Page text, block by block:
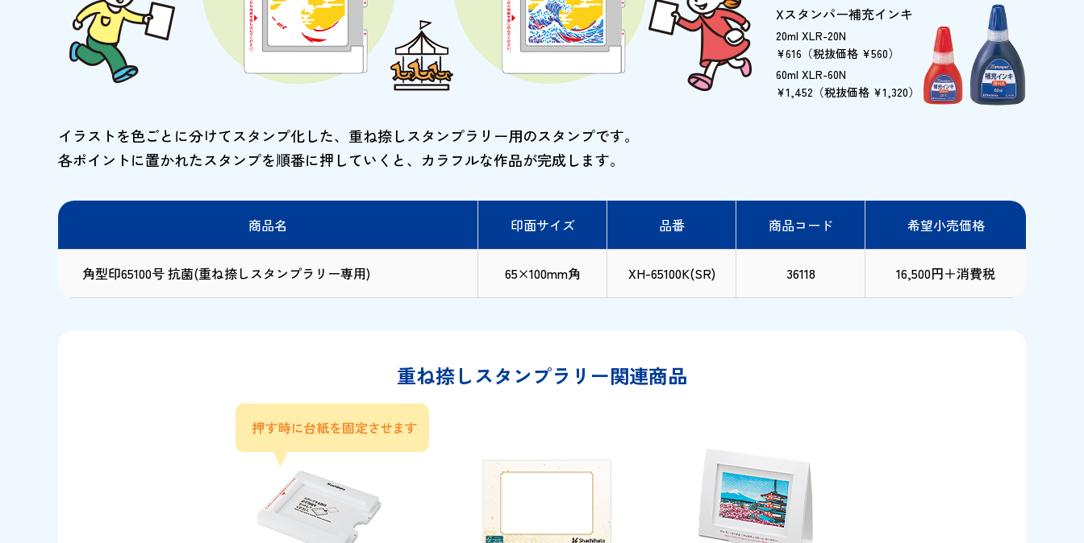
イラストを色ごとに分けてスタンプ化した、重ね捺しスタンプラリー用のスタンプです。
各ポイントに置かれたスタンプを順番に押していくと、カラフルな作品が完成します。
Xスタンパー補充インキ
20ml XLR-20N
¥616（税抜価格 ¥560）
60ml XLR-60N
¥1,452（税抜価格 ¥1,320）
商品名 印面サイズ 品番 商品コード 希望小売価格
角型印65100号 抗菌(重ね捺しスタンプラリー専用) 65×100mm角 XH-65100K(SR) 36118 16,500円＋消費税
重ね捺しスタンプラリー関連商品